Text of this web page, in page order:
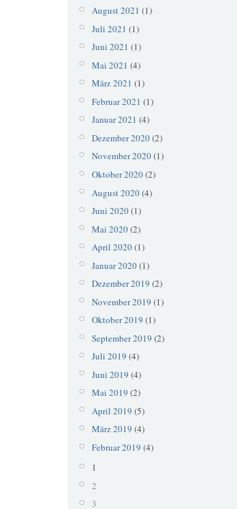
August 2021 (1)
Juli 2021 (1)
Juni 2021 (1)
Mai 2021 (4)
März 2021 (1)
Februar 2021 (1)
Januar 2021 (4)
Dezember 2020(2)
November 2020(1)
Oktober 2020(2)
August 2020(4)
Juni 2020(1)
Mai 2020(2)
April 2020(1)
Januar 2020(1)
Dezember 2019 (2)
November 2019 (1)
Oktober 2019 (1)
September 2019 (2)
Juli 2019 (4)
Juni 2019 (4)
Mai 2019 (2)
April 2019 (5)
März 2019 (4)
Februar 2019 (4)
1
2
3